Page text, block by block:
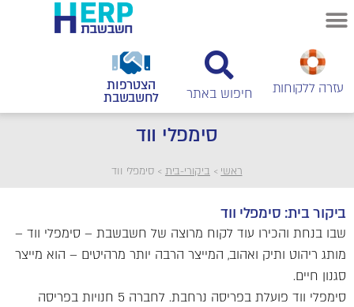
עזרה ללקוחות הצטרפות
לחשבשבת
סימפלי ווד
ראשי > ביקורי-בית > סימפלי ווד
ביקור בית: סימפלי ווד
שבו בנחת והכירו עוד לקוח מרוצה של חשבשבת – סימפלי ווד –
מותג ריהוט ותיק ואהוב, המייצר הרבה יותר מרהיטים – הוא מייצר
סגנון חיים.
סימפלי ווד פועלת בפריסה נרחבת. לחברה 5 חנויות בפריסה